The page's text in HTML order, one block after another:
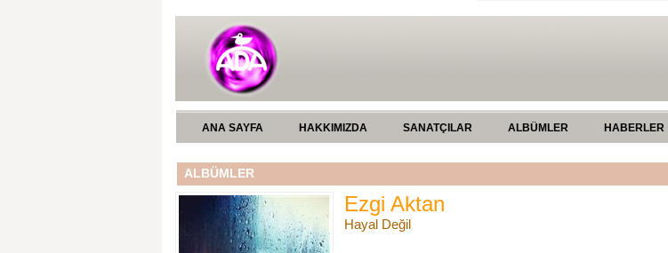
ANA SAYFA HAKKIMIZDA SANATÇILAR ALBÜMLER HABERLER
ALBÜMLER
Ezgi Aktan
Hayal Değil